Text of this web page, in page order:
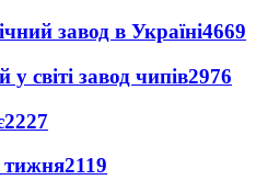
завод в Україні4669
світі завод чипів2976
2227
тижня2119